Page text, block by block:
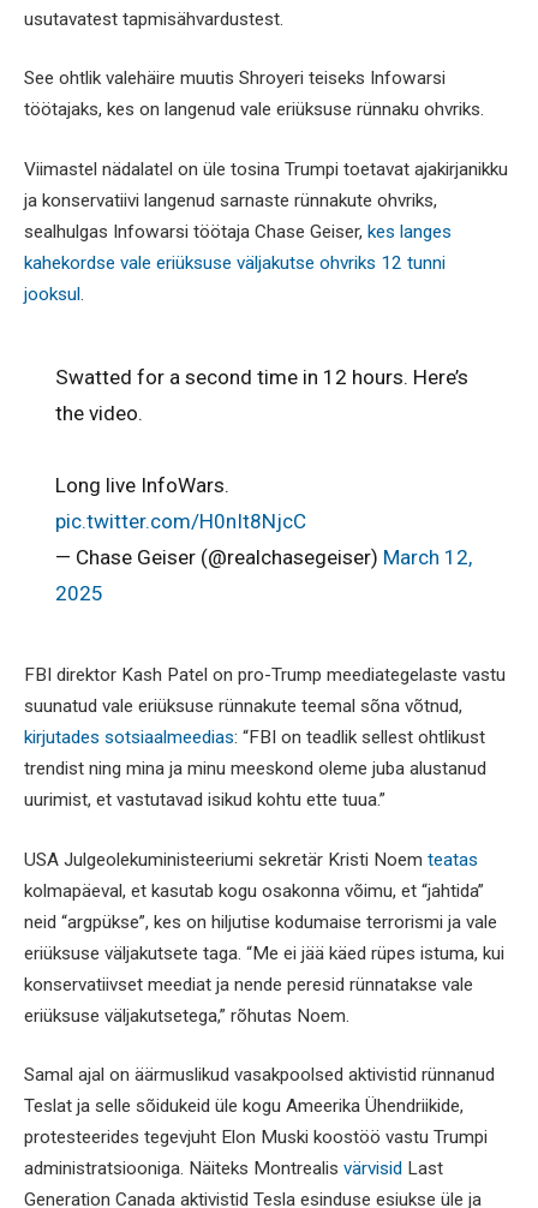
usutavatest tapmisähvardustest.
See ohtlik valehäire muutis Shroyeri teiseks Infowarsi
töötajaks, kes on langenud vale eriüksuse rünnaku ohvriks.
Viimastel nädalatel on üle tosina Trumpi toetavat ajakirjanikku
ja konservatiivi langenud sarnaste rünnakute ohvriks,
sealhulgas Infowarsi töötaja Chase Geiser, kes langes
kahekordse vale eriüksuse väljakutse ohvriks 12 tunni
jooksul.
Swatted for a second time in 12 hours. Here’s
the video.
Long live InfoWars.
pic.twitter.com/H0nIt8NjcC
— Chase Geiser (@realchasegeiser) March 12,
2025
FBI direktor Kash Patel on pro-Trump meediategelaste vastu
suunatud vale eriüksuse rünnakute teemal sõna võtnud,
kirjutades sotsiaalmeedias: “FBI on teadlik sellest ohtlikust
trendist ning mina ja minu meeskond oleme juba alustanud
uurimist, et vastutavad isikud kohtu ette tuua.”
USA Julgeolekuministeeriumi sekretär Kristi Noem teatas
kolmapäeval, et kasutab kogu osakonna võimu, et “jahtida”
neid “argpükse”, kes on hiljutise kodumaise terrorismi ja vale
eriüksuse väljakutsete taga. “Me ei jää käed rüpes istuma, kui
konservatiivset meediat ja nende peresid rünnatakse vale
eriüksuse väljakutsetega,” rõhutas Noem.
Samal ajal on äärmuslikud vasakpoolsed aktivistid rünnanud
Teslat ja selle sõidukeid üle kogu Ameerika Ühendriikide,
protesteerides tegevjuht Elon Muski koostöö vastu Trumpi
administratsiooniga. Näiteks Montrealis värvisid Last
Generation Canada aktivistid Tesla esinduse esiukse üle ja